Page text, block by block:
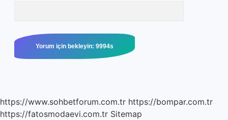
https://www.sohbetforum.com.tr https://bompar.com.tr
https://fatosmodaevi.com.tr Sitemap